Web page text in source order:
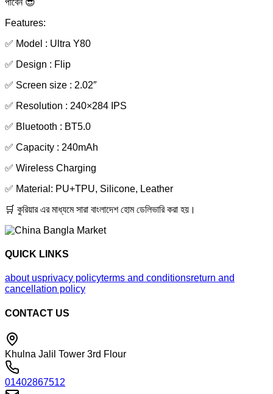
Features:
✅ Model : Ultra Y80
✅ Design : Flip
✅ Screen size : 2.02″
✅ Resolution : 240×284 IPS
✅ Bluetooth : BT5.0
✅ Capacity : 240mAh
✅ Wireless Charging
✅ Material: PU+TPU, Silicone, Leather
🛒 কুরিয়ার এর মাধ্যমে সারা বাংলাদেশ হোম ডেলিভারি করা হয়।
QUICK LINKS
about usprivacy policyterms and conditionsreturn and
cancellation policy
CONTACT US
Khulna Jalil Tower 3rd Flour
01402867512